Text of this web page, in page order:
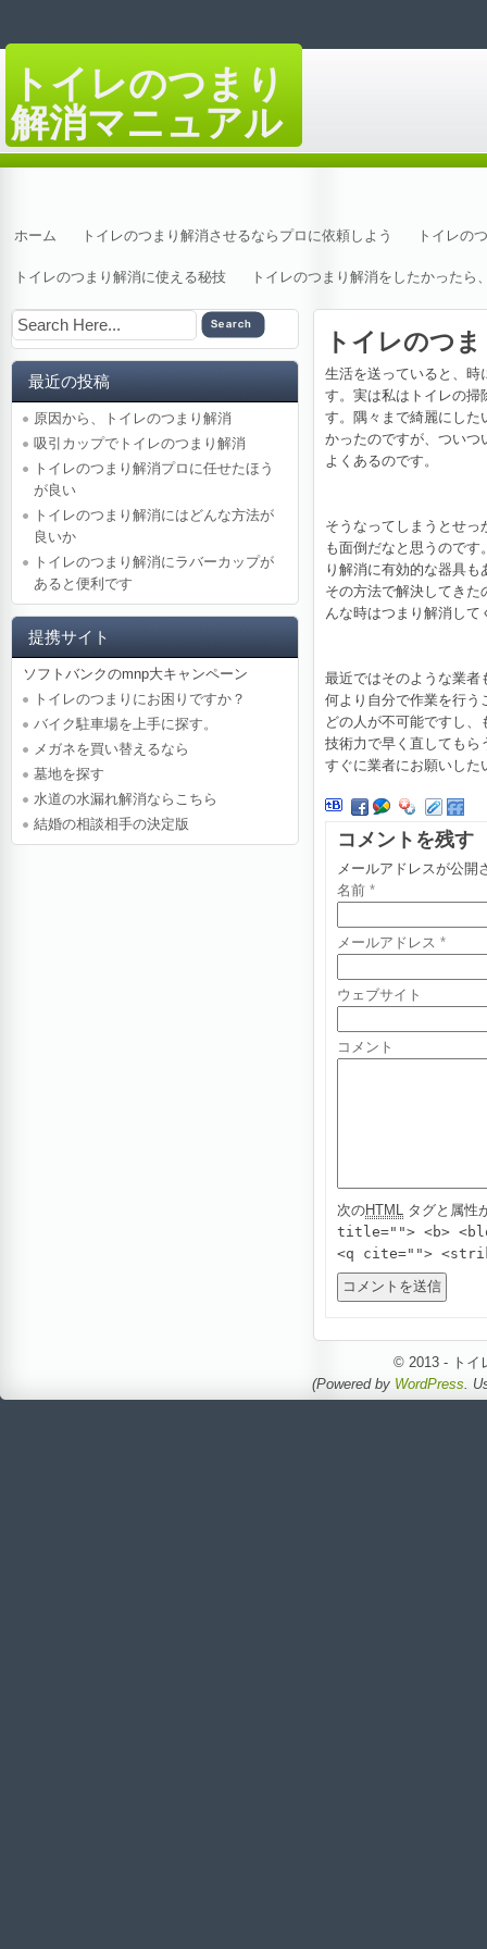
トイレのつまり
解消マニュアル
万が一トイレが詰まってしまったら
ホーム トイレのつまり解消させるならプロに依頼しよう トイレの
トイレのつまり解消に使える秘技 トイレのつまり解消をしたかったら
最近の投稿
原因から、トイレのつまり解消
吸引カップでトイレのつまり解消
トイレのつまり解消プロに任せたほう
が良い
トイレのつまり解消にはどんな方法が
良いか
トイレのつまり解消にラバーカップが
あると便利です
提携サイト
ソフトバンクのmnp大キャンペーン
トイレのつまりにお困りですか？
バイク駐車場を上手に探す。
メガネを買い替えるなら
墓地を探す
水道の水漏れ解消ならこちら
結婚の相談相手の決定版
トイレのつ
生活を送っていると、時
す。実は私はトイレの掃
す。隅々まで綺麗にした
かったのですが、ついつ
よくあるのです。
そうなってしまうとせ
も面倒だなと思うので
り解消に有効的な器具
その方法で解決してき
んな時はつまり解消し
最近ではそのような業者
何より自分で作業を行う
どの人が不可能ですし
技術力で早く直してもら
すぐに業者にお願いした
コメントを残す
メールアドレスが公
名前 *
メールアドレス *
ウェブサイト
コメント
次のHTML タグと属性
title=""> <b>
<q cite="">
© 2013 - トイ
(Powered by WordPress.